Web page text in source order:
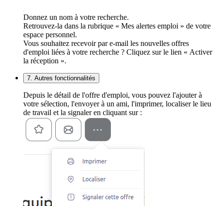
Donnez un nom à votre recherche.
Retrouvez-la dans la rubrique « Mes alertes emploi » de votre
espace personnel.
Vous souhaitez recevoir par e-mail les nouvelles offres
d'emploi liées à votre recherche ? Cliquez sur le lien « Activer
la réception ».
7. Autres fonctionnalités
Depuis le détail de l'offre d'emploi, vous pouvez l'ajouter à
votre sélection, l'envoyer à un ami, l'imprimer, localiser le lieu
de travail et la signaler en cliquant sur :